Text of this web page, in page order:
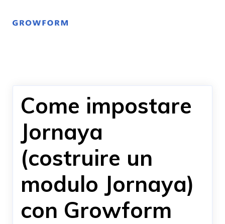
Come impostare
Jornaya
(costruire un
modulo Jornaya)
con Growform